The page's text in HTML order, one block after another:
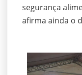
segurança
afirma ainda o